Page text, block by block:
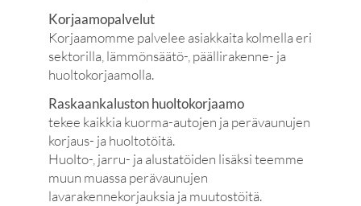
Korjaamopalvelut
Korjaamomme palvelee asiakkaita kolmella eri
sektorilla, lämmönsäätö-, päällirakenne- ja
huoltokorjaamolla.
Raskaankaluston huoltokorjaamo
tekee kaikkia kuorma-autojen ja perävaunujen
korjaus- ja huoltotöitä.
Huolto-, jarru- ja alustatöiden lisäksi teemme
muun muassa perävaunujen
lavarakennekorjauksia ja muutostöitä.